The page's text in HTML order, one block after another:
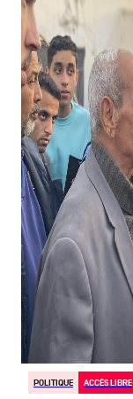
POLITIQUE ACCÈS LIBRE